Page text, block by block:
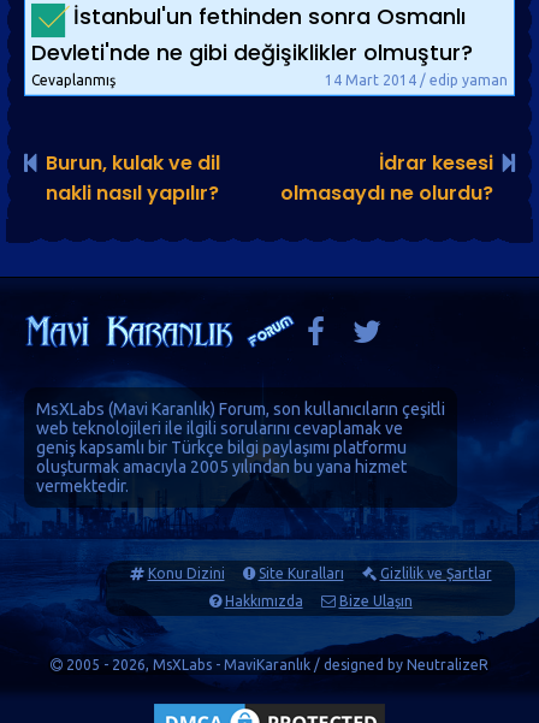
İstanbul'un fethinden sonra Osmanlı
Devleti'nde ne gibi değişiklikler olmuştur?
14 Mart 2014 / edip yaman
Cevaplanmış
Burun, kulak ve dil
nakli nasıl yapılır?
İdrar kesesi
olmasaydı ne olurdu?
MsXLabs (Mavi Karanlık) Forum, son kullanıcıların çeşitli
web teknolojileri ile ilgili sorularını cevaplamak ve
geniş kapsamlı bir Türkçe bilgi paylaşımı platformu
oluşturmak amacıyla 2005 yılından bu yana hizmet
vermektedir.
Konu Dizini Site Kuralları
Gizlilik ve Şartlar
Hakkımızda
Bize Ulaşın
2005 - 2026, MsXLabs - MaviKaranlık / designed by NeutralizeR